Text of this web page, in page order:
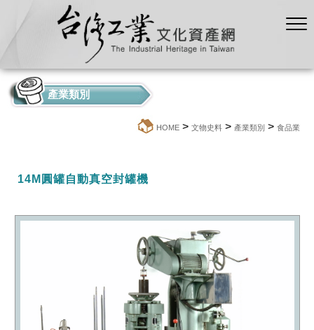
產業類別
HOME > 文物史料 > 產業類別 > 食品業
14M圓罐自動真空封罐機